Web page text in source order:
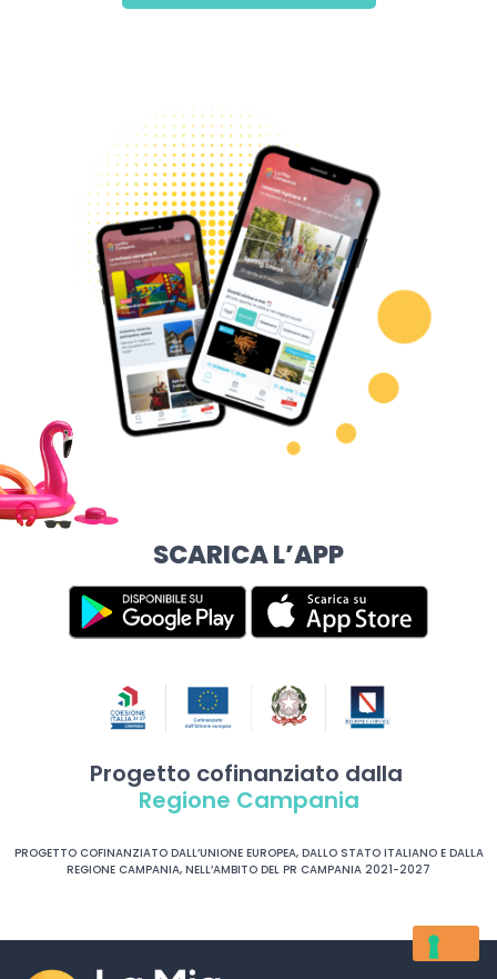
SCARICA L’APP
Progetto cofinanziato dalla
Regione Campania
PROGETTO COFINANZIATO DALL’UNIONE EUROPEA, DALLO STATO ITALIANO E DALLA
REGIONE CAMPANIA, NELL’AMBITO DEL PR CAMPANIA 2021-2027